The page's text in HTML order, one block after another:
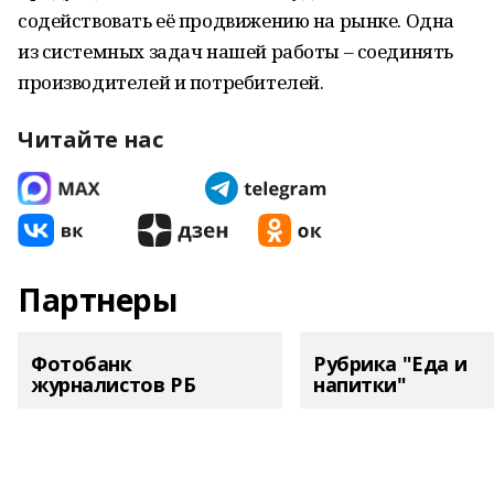
содействовать её продвижению на рынке. Одна
из системных задач нашей работы – соединять
производителей и потребителей.
Читайте нас
Партнеры
Фотобанк
журналистов РБ
Рубрика "Еда и
напитки"